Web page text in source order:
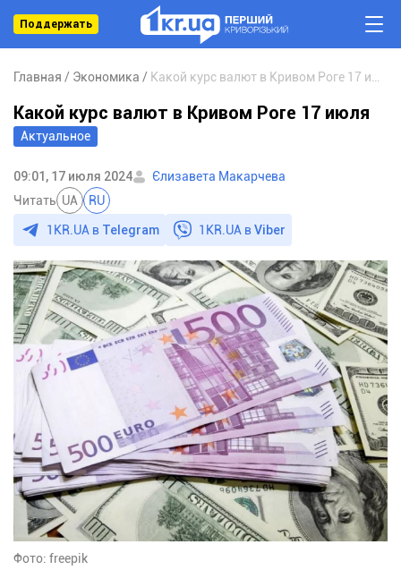
Поддержать
Главная Экономика
Актуальное
Какой курс валют в Кривом Роге 17 июля
09:01, 17 июля 2024
Єлизавета Макарчева
Читать UA RU
1KR.UA в Telegram 1KR.UA вViber
Фото: freepik